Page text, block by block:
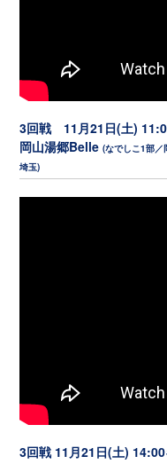
3回戦 11月21日(土)
岡山湯郷Belle(なでしこ1部／
埼玉)
3回戦 11月21日(土)